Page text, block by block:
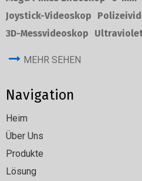
Joystick-Videoskop
3D-Messvideoskop
MEHR SEHEN
Navigation
Heim
Über Uns
Produkte
Lösung